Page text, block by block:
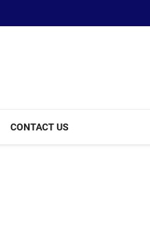
CONTACT US